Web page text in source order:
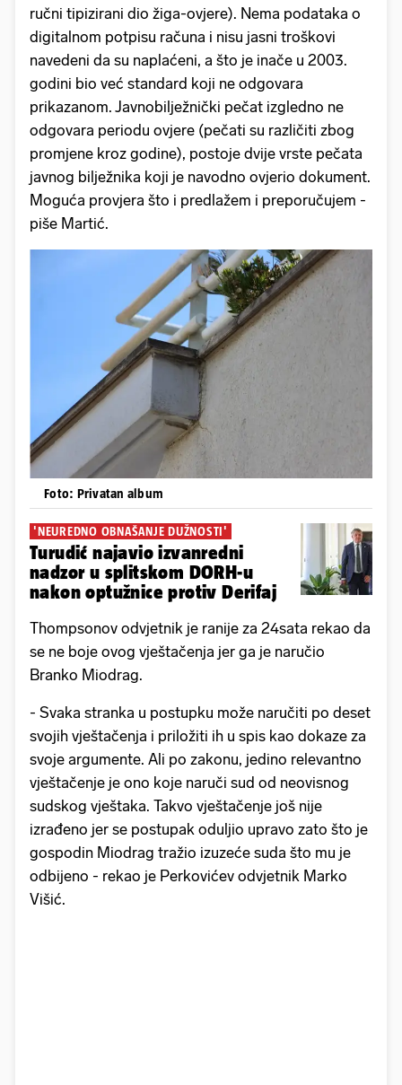
ručni tipizirani dio žiga-ovjere). Nema podataka o
digitalnom potpisu računa i nisu jasni troškovi
navedeni da su naplaćeni, a što je inače u 2003.
godini bio već standard koji ne odgovara
prikazanom. Javnobilježnički pečat izgledno ne
odgovara periodu ovjere (pečati su različiti zbog
promjene kroz godine), postoje dvije vrste pečata
javnog bilježnika koji je navodno ovjerio dokument.
Moguća provjera što i predlažem i preporučujem -
piše Martić.
Foto: Privatan album
'NEUREDNO OBNAŠANJE DUŽNOSTI'
Turudić najavio izvanredni
nadzor u splitskom DORH-u
nakon optužnice protiv Derifaj
Thompsonov odvjetnik je ranije za 24sata rekao da
se ne boje ovog vještačenja jer ga je naručio
Branko Miodrag.
- Svaka stranka u postupku može naručiti po deset
svojih vještačenja i priložiti ih u spis kao dokaze za
svoje argumente. Ali po zakonu, jedino relevantno
vještačenje je ono koje naruči sud od neovisnog
sudskog vještaka. Takvo vještačenje još nije
izrađeno jer se postupak oduljio upravo zato što je
gospodin Miodrag tražio izuzeće suda što mu je
odbijeno - rekao je Perkovićev odvjetnik Marko
Višić.